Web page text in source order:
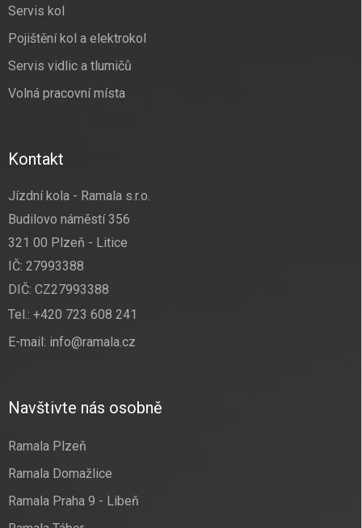
Servis kol
Pojištění kol a elektrokol
Servis vidlic a tlumičů
Volná pracovní místa
Kontakt
Jízdní kola - Ramala s.r.o.
Budilovo náměstí 356
321 00 Plzeň - Litice
IČ: 27993388
DIČ: CZ27993388
Tel.: +420 723 608 241
E-mail: info@ramala.cz
Navštivte nás osobně
Ramala Plzeň
Ramala Domažlice
Ramala Praha 9 - Libeň